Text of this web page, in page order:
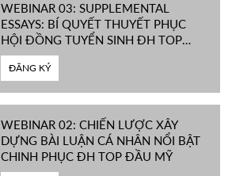
WEBINAR 03: SUPPLEMENTAL
ESSAYS: BÍ QUYẾT THUYẾT PHỤC
HỘI ĐỒNG TUYỂN SINH ĐH TOP
ĐẦU MỸ
ĐĂNG KÝ
WEBINAR 02: CHIẾN LƯỢC XÂY
DỰNG BÀI LUẬN CÁ NHÂN NỔI BẬT
CHINH PHỤC ĐH TOP ĐẦU MỸ